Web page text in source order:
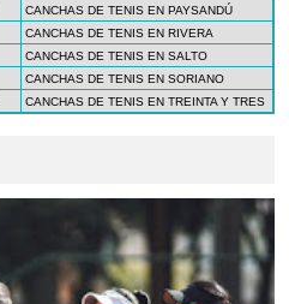
CANCHAS DE TENIS EN PAYSANDÚ
CANCHAS DE TENIS EN RIVERA
CANCHAS DE TENIS EN SALTO
CANCHAS DE TENIS EN SORIANO
CANCHAS DE TENIS EN TREINTA Y TRES